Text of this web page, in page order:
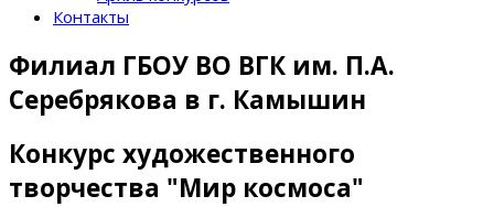
Контакты
Филиал ГБОУ ВО ВГК им. П.А.
Серебрякова в г. Камышин
Конкурс художественного
творчества "Мир космоса"